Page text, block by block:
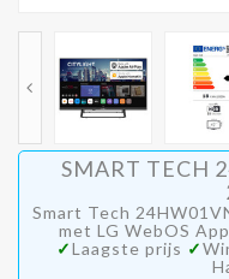
SMART TECH
Smart Tech
met LG WebOS
✓Laagste prijs ✓